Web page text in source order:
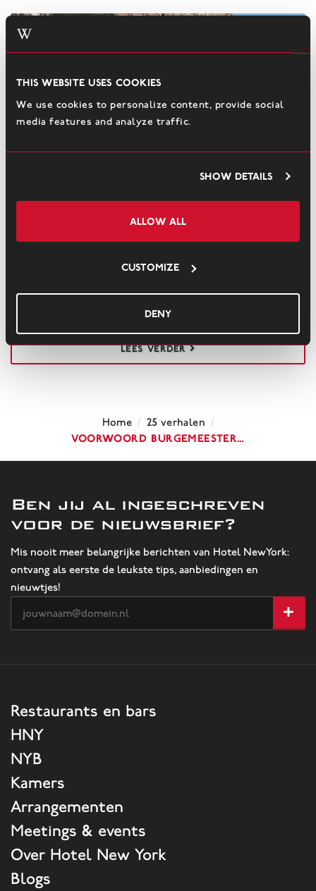
This website uses cookies
We use cookies to personalize content, provide social
media features and analyze traffic.
Show details
Allow all
Customize
Deny
#1 Daan, Hans en Dorine
Daan van der Have, Hans Loos en Dorine de Vos zagen de potentie
Lijn op de kop van de ook al niet florissante Wilhelminapier.
LEES VERDER
Home / 25 verhalen /
Voorwoord Burgemeester…
Ben jij al ingeschreven
voor de nieuwsbrief?
Mis nooit meer belangrijke berichten van Hotel NewYork:
ontvang als eerste de leukste tips, aanbiedingen en
nieuwtjes!
Restaurants en bars
HNY
NYB
Kamers
Arrangementen
Meetings & events
Over Hotel New York
Blogs